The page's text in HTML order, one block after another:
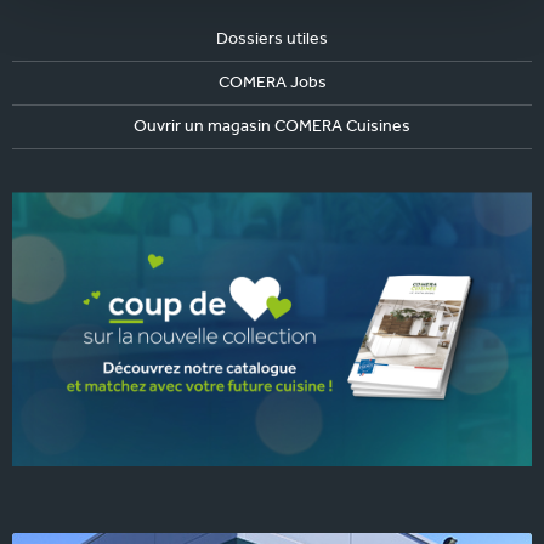
Dossiers utiles
COMERA Jobs
Ouvrir un magasin COMERA Cuisines